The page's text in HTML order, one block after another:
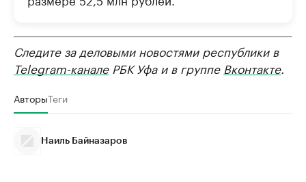
Следите за деловыми новостями республики в
Telegram-каналеРБК Уфа и в группе Вконтакте.
АвторыТеги
Наиль Байназаров